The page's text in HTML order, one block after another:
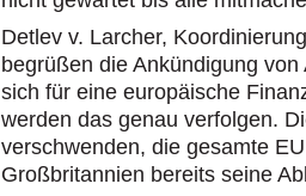
Detlev v. Larcher,
begrüßen die Ankündigung
sich für eine europäische
werden das genau verfolgen.
verschwenden, die gesamte
Großbritannien bereits seine